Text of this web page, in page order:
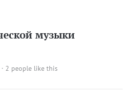
музыки
· 2 people like this